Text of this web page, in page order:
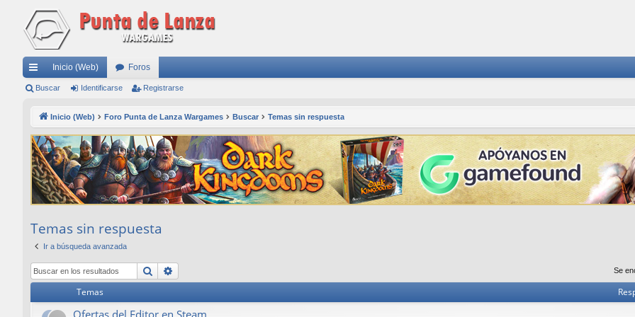
nl
rá
pi
do
Inicio (Web) Foros
Buscar Identificarse Registrarse
Inicio (Web) Foro Punta de Lanza Wargames Buscar Temas sin respuesta
Temas sin respuesta
Ir a búsqueda avanzada
Buscar Se
Temas